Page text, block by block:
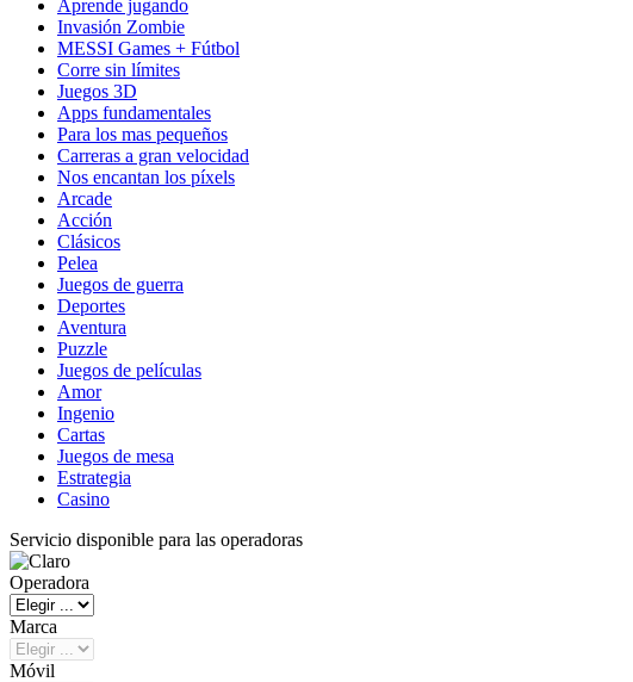
Aprende jugando
Invasión Zombie
MESSI Games + Fútbol
Corre sin límites
Juegos 3D
Apps fundamentales
Para los mas pequeños
Carreras a gran velocidad
Nos encantan los píxels
Arcade
Acción
Clásicos
Pelea
Juegos de guerra
Deportes
Aventura
Puzzle
Juegos de películas
Amor
Ingenio
Cartas
Juegos de mesa
Estrategia
Casino
Servicio disponible para las operadoras
Operadora
Marca
Móvil